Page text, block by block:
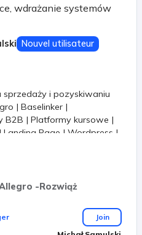
wdrażanie systemów
by
w internecie z
rozwiązywaniu
gadania :)
Nouvel utilisateur
i pozyskiwaniu
| Baselinker |
B2B | Platformy kursowe |
Page | Wordpress |
-Rozwiąż
Join